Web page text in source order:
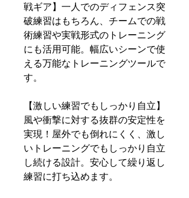
戦ギア】一人でのディフェンス突
破練習はもちろん、チームでの戦
術練習や実戦形式のトレーニング
にも活用可能。幅広いシーンで使
える万能なトレーニングツールで
す。
【激しい練習でもしっかり自立】
風や衝撃に対する抜群の安定性を
実現！屋外でも倒れにくく、激し
いトレーニングでもしっかり自立
し続ける設計。安心して繰り返し
練習に打ち込めます。